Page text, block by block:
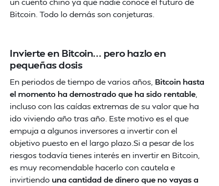
Bitcoin. Todo lo demás son conjeturas.
Invierte en Bitcoin... pero hazlo en
pequeñas dosis
En periodos de tiempo de varios años, Bitcoin hasta
el momento ha demostrado que ha sido rentable
incluso con las caídas extremas de su valor que ha
ido viviendo año tras año. Este motivo es el que
empuja a algunos inversores a invertir con el
objetivo puesto en el largo plazo.Si a pesar de los
riesgos todavía tienes interés en invertir en Bitcoin,
es muy recomendable hacerlo con cautela e
invirtiendo una cantidad de dinero que no vayas a